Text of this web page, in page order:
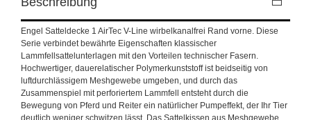
Engel Satteldecke 1 AirTec V-Line wirbelkanalfrei Rand vorne. Diese
Serie verbindet bewährte Eigenschaften klassischer
Lammfellsattelunterlagen mit den Vorteilen technischer Fasern.
Hochwertiger, dauerelatischer Polymerkunststoff ist beidseitig von
luftdurchlässigem Meshgewebe umgeben, und durch das
Zusammenspiel mit perforiertem Lammfell entsteht durch die
Bewegung von Pferd und Reiter ein natürlicher Pumpeffekt, der Ihr Tier
deutlich weniger schwitzen lässt. Das Sattelkissen aus Meshgewebe